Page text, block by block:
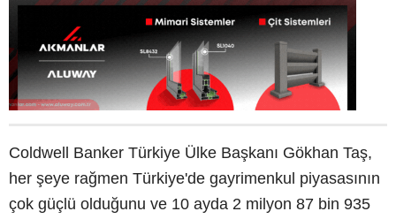
Coldwell Banker Türkiye Ülke Başkanı Gökhan Taş,
her şeye rağmen Türkiye'de gayrimenkul piyasasının
çok güçlü olduğunu ve 10 ayda 2 milyon 87 bin 935